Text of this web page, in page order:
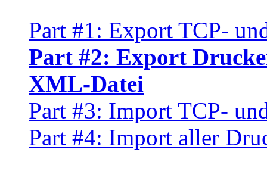
Part #1: Export TCP-
Part #2: Export
XML-Datei
Part #3: Import TCP-
Part #4: Import aller